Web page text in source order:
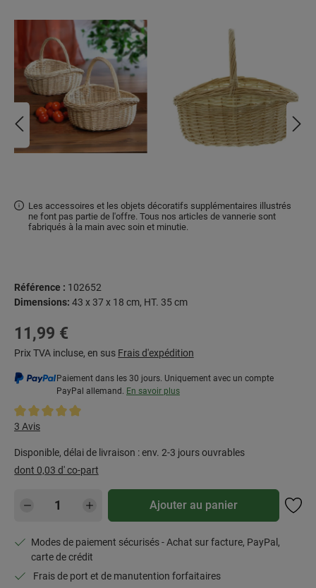
Les accessoires et les objets décoratifs supplémentaires illustrés
ne font pas partie de l'offre. Tous nos articles de vannerie sont
fabriqués à la main avec soin et minutie.
Référence : 102652
Dimensions: 43 x 37 x 18 cm, HT. 35 cm
Prix régulier :
11,99 €
Prix TVA incluse, en sus Frais d'expédition
Paiement dans les 30 jours. Uniquement avec un compte
PayPal allemand. En savoir plus
Note moyenne de 5 sur 5 étoiles
3 Avis
Disponible, délai de livraison : env. 2-3 jours ouvrables
dont 0,03 d' co-part
Quantité de produit : Entrez la quantité
Ajouter au panier
Modes de paiement sécurisés - Achat sur facture, PayPal,
carte de crédit
Frais de port et de manutention forfaitaires